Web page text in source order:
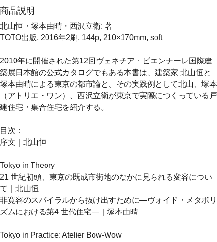
商品説明
北山恒・塚本由晴・西沢立衛: 著
TOTO出版, 2016年2刷, 144p, 210×170mm, soft
2010年に開催された第12回ヴェネチア・ビエンナーレ国際建
築展日本館の公式カタログでもある本書は、建築家 北山恒と
塚本由晴による東京の都市論と、その実践例として北山、塚本
（アトリエ・ワン）、西沢立衛が東京で実際につくっている戸
建住宅・集合住宅を紹介する。
目次：
序文｜北山恒
Tokyo in Theory
21 世紀初頭、東京の既成市街地のなかに見られる変容につい
て｜北山恒
非寛容のスパイラルから抜け出すために―ヴォイド・メタボリ
ズムにおける第4 世代住宅―｜塚本由晴
Tokyo in Practice: Atelier Bow-Wow